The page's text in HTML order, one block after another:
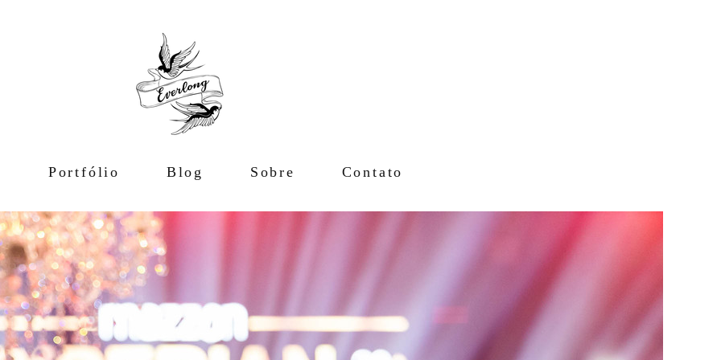
Portfólio Blog Sobre Contato